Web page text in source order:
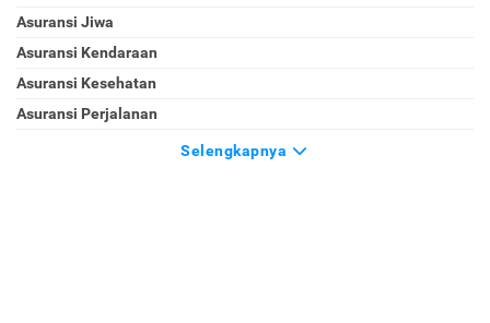
Asuransi Jiwa
Asuransi Kendaraan
Asuransi Kesehatan
Asuransi Perjalanan
Selengkapnya